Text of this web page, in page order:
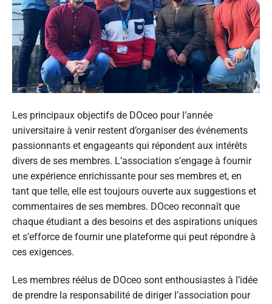
Les principaux objectifs de DOceo pour l’année
universitaire à venir restent d’organiser des événements
passionnants et engageants qui répondent aux intérêts
divers de ses membres. L’association s’engage à fournir
une expérience enrichissante pour ses membres et, en
tant que telle, elle est toujours ouverte aux suggestions et
commentaires de ses membres. DOceo reconnaît que
chaque étudiant a des besoins et des aspirations uniques
et s’efforce de fournir une plateforme qui peut répondre à
ces exigences.
Les membres réélus de DOceo sont enthousiastes à l’idée
de prendre la responsabilité de diriger l’association pour